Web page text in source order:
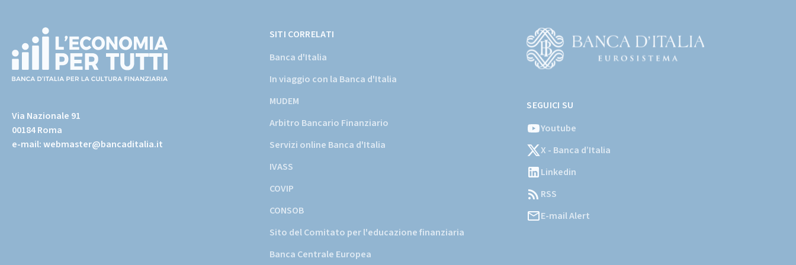
page)
Via Nazionale 91
00184 Roma
e-mail:webmaster@bancaditalia.it
SITI CORRELATI
Banca d'Italia
In viaggio con la Banca d'Italia
MUDEM
Arbitro Bancario Finanziario
Servizi online Banca d'Italia
IVASS
COVIP
CONSOB
Sito del Comitato per l'educazione finanziaria
Banca Centrale Europea
sito
istituzionale
Banca
d'Italia)
SEGUICI SU
Youtube
X - Banca d’Italia
Linkedin
RSS
E-mail Alert